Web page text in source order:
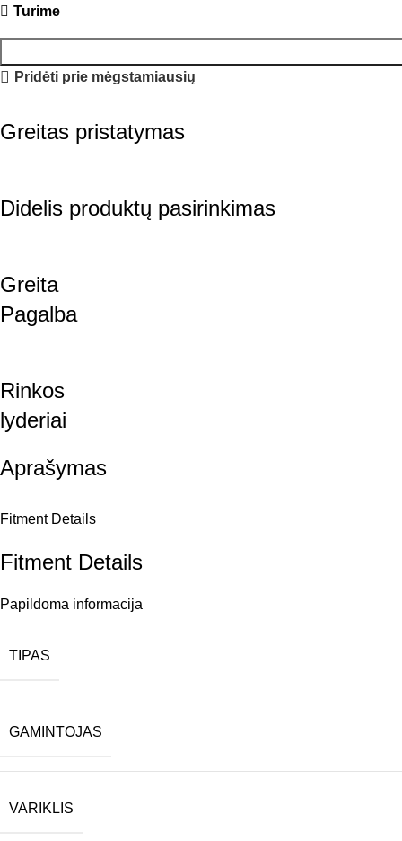
Turime
Pridėti prie mėgstamiausių
Greitas pristatymas
Didelis produktų pasirinkimas
Greita
Pagalba
Rinkos
lyderiai
Aprašymas
Fitment Details
Fitment Details
Papildoma informacija
TIPAS
GAMINTOJAS
VARIKLIS